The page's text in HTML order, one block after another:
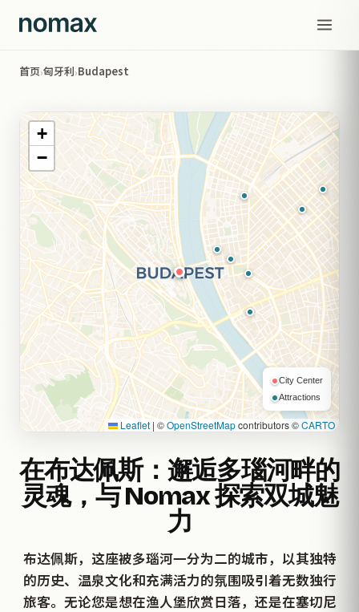
首页›匈牙利›Budapest
在布达佩斯：邂逅多瑙河畔的
灵魂，与 Nomax 探索双城魅
力
布达佩斯，这座被多瑙河一分为二的城市，以其独特
的历史、温泉文化和充满活力的氛围吸引着无数独行
旅客。无论您是想在渔人堡欣赏日落，还是在塞切尼
+
−
City Center
Attractions
Leaflet | ©OpenStreetMapcontributors ©CARTO